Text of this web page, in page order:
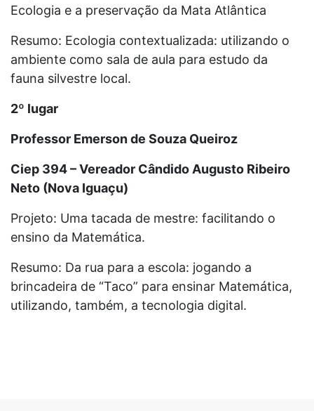
Ecologia e a preservação da Mata Atlântica
Resumo: Ecologia contextualizada: utilizando o
ambiente como sala de aula para estudo da
fauna silvestre local.
2º lugar
Professor Emerson de Souza Queiroz
Ciep 394 – Vereador Cândido Augusto Ribeiro
Neto (Nova Iguaçu)
Projeto: Uma tacada de mestre: facilitando o
ensino da Matemática.
Resumo: Da rua para a escola: jogando a
brincadeira de “Taco” para ensinar Matemática,
utilizando, também, a tecnologia digital.